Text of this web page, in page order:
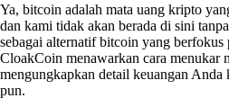
Ya, bitcoin adalah mata uang kripto
dan kami tidak akan berada di sini
sebagai alternatif bitcoin yang berfokus
CloakCoin menawarkan cara menukar
mengungkapkan detail keuangan Anda
pun.